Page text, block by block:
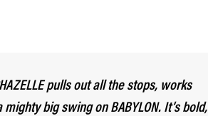
pulls out all the stops, works
big swing on BABYLON. It’s bold,